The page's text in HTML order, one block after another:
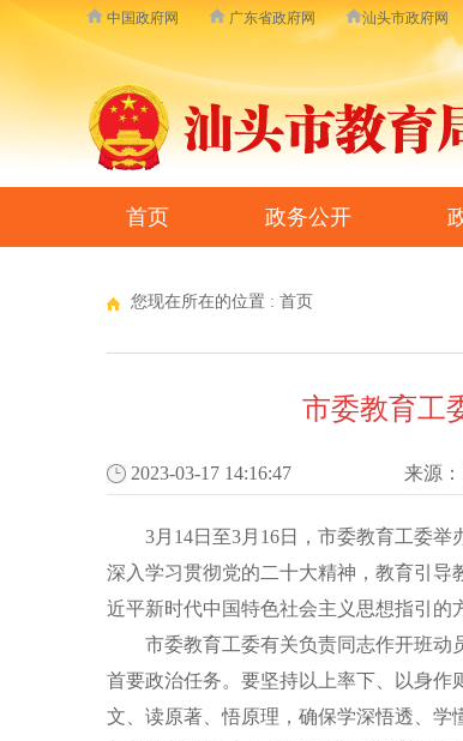
中国政府网 广东省政府网 汕头市政府网
首页 政务公开
您现在所在的位置 : 首页
市委教育工
2023-03-17 14:16:47 来源：
3月14日至3月16日，市委教育工委举
深入学习贯彻党的二十大精神，教育引导
近平新时代中国特色社会主义思想指引的
市委教育工委有关负责同志作开班动员
首要政治任务。要坚持以上率下、以身
文、读原著、悟原理，确保学深悟透、